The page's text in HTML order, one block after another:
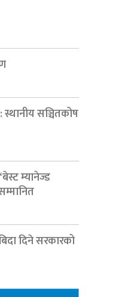
स्थानीय सञ्चितकोष
म्यानेज्ड
दिने सरकारको